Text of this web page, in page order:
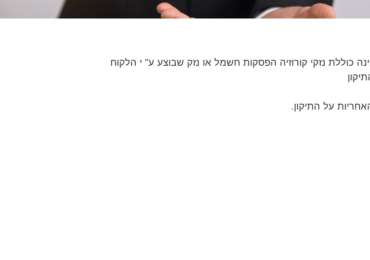
כוללת נזקי קורוזיה הפסקות חשמל או נזק שבוצע ע" י הלקוח
על התיקון.